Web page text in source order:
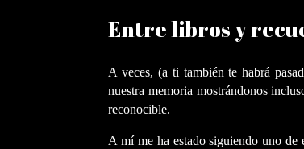
Entre libros y
A veces, (a ti también te habrá
nuestra memoria mostrándonos
reconocible.
A mí me ha estado siguiendo uno de